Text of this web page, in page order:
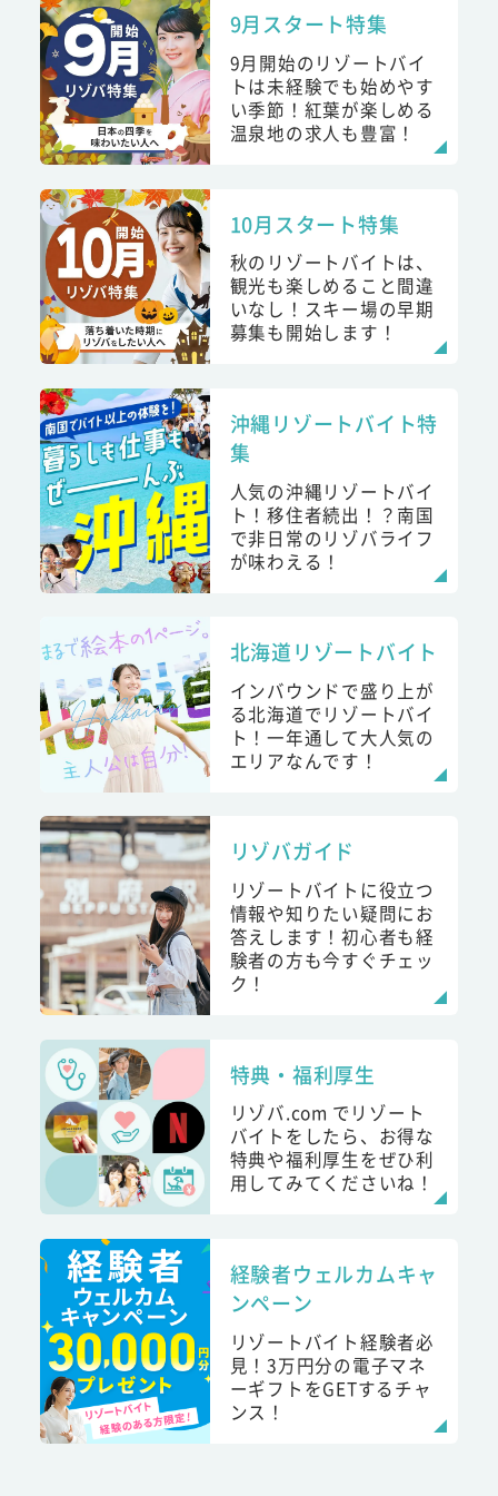
9月スタート特集
9月開始のリゾートバイ
トは未経験でも始めやす
い季節！紅葉が楽しめる
温泉地の求人も豊富！
10月スタート特集
秋のリゾートバイトは、
観光も楽しめること間違
いなし！スキー場の早期
募集も開始します！
沖縄リゾートバイト特
集
人気の沖縄リゾートバイ
ト！移住者続出！？南国
で非日常のリゾバライフ
が味わえる！
北海道リゾートバイト
インバウンドで盛り上が
る北海道でリゾートバイ
ト！一年通して大人気の
エリアなんです！
リゾバガイド
リゾートバイトに役立つ
情報や知りたい疑問にお
答えします！初心者も経
験者の方も今すぐチェッ
ク！
特典・福利厚生
リゾバ.com でリゾート
バイトをしたら、お得な
特典や福利厚生をぜひ利
用してみてくださいね！
経験者ウェルカムキャ
ンペーン
リゾートバイト経験者必
見！3万円分の電子マネ
ーギフトをGETするチャ
ンス！